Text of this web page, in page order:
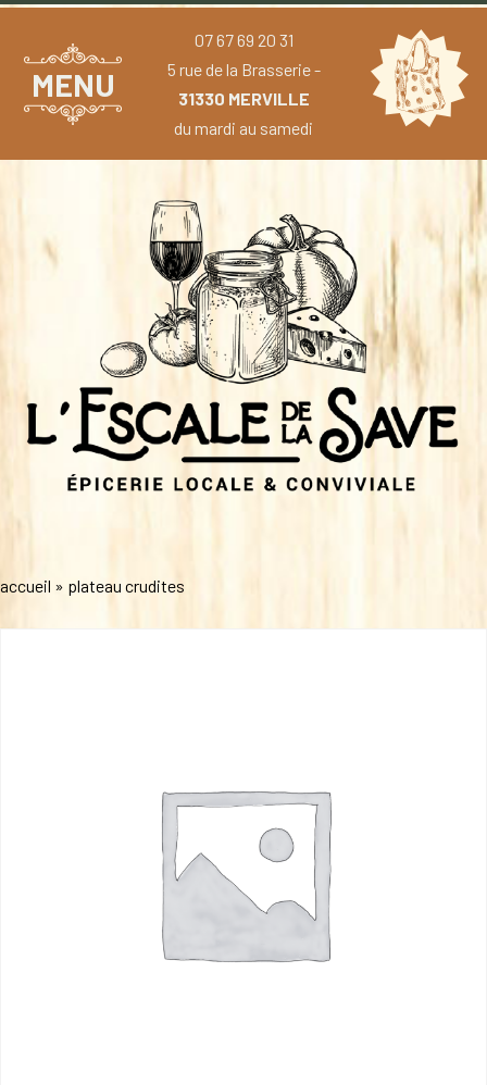
MENU
07 67 69 20 31
5 rue de la Brasserie -
31330 MERVILLE
du mardi au samedi
accueil » plateau crudites